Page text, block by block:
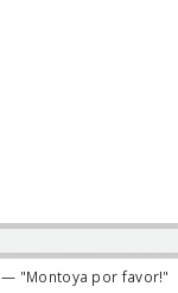
— "Montoya por favor!"